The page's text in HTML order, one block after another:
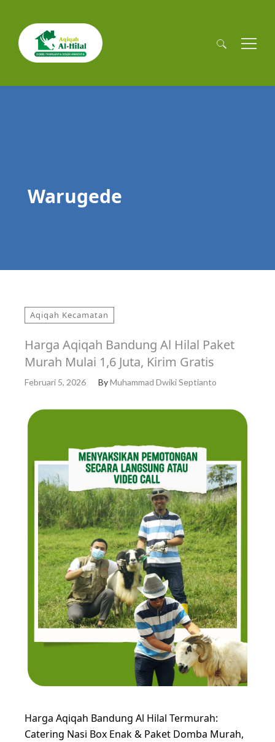
Cari
Warugede
Aqiqah Kecamatan
Harga Aqiqah Bandung Al Hilal Paket
Murah Mulai 1,6 Juta, Kirim Gratis
Februari 5, 2026 ByMuhammad Dwiki Septianto
Harga Aqiqah Bandung Al Hilal Termurah:
Catering Nasi Box Enak & Paket Domba Murah,